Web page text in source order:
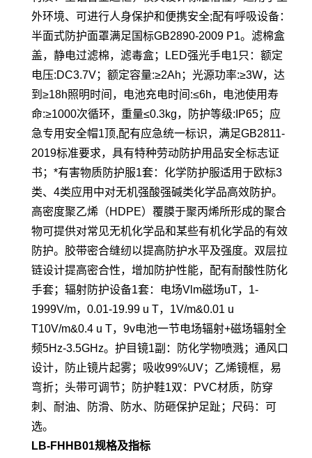
外环境、可进行人身保护和便携安全;配有呼吸设备：
半面式防护面罩满足国标GB2890-2009 P1。滤棉盒
盖，静电过滤棉，滤毒盒；LED强光手电1只：额定
电压:DC3.7V；额定容量:≥2Ah；光源功率:≥3W，达
到≥18h照明时间，电池充电时间:≤6h，电池使用寿
命:≥1000次循环，重量≤0.3kg，防护等级:IP65；应
急专用安全帽1顶,配有应急统一标识，满足GB2811-
2019标准要求，具有特种劳动防护用品安全标志证
书；*有害物质防护服1套：化学防护服适用于欧标3
类、4类应用中对无机强酸强碱类化学品高效防护。
高密度聚乙烯（HDPE）覆膜于聚丙烯所形成的聚合
物可提供对常见无机化学品和某些有机化学品的有效
防护。胶带密合缝纫以提高防护水平及强度。双层拉
链设计提高密合性，增加防护性能，配有耐酸性防化
手套；辐射防护设备1套：电场Vlm磁场uT，1-
1999V/m，0.01-19.99 u T，1V/m&0.01 u
T10V/m&0.4 u T，9v电池一节电场辐射+磁场辐射全
频5Hz-3.5GHz。护目镜1副：防化学物喷溅；通风口
设计，防止镜片起雾；吸收99%UV；乙烯镜框，易
弯折；头带可调节；防护鞋1双：PVC材质，防穿
刺、耐油、防滑、防水、防砸保护足趾；尺码：可
选。
LB-FHHB01规格及指标